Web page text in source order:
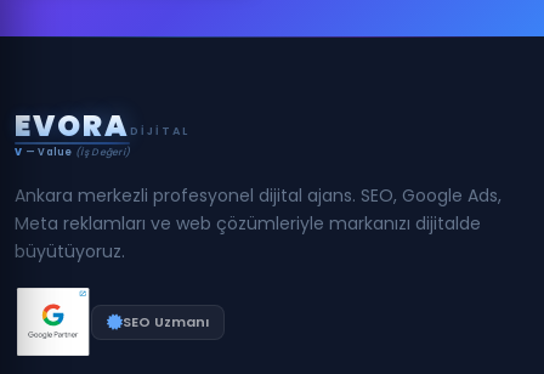
EVORA DIJITAL
V — Value (İş Değeri)
Ankara merkezli profesyonel dijital ajans. SEO, Google Ads,
Meta reklamları ve web çözümleriyle markanızı dijitalde
büyütüyoruz.
SEO Uzmanı